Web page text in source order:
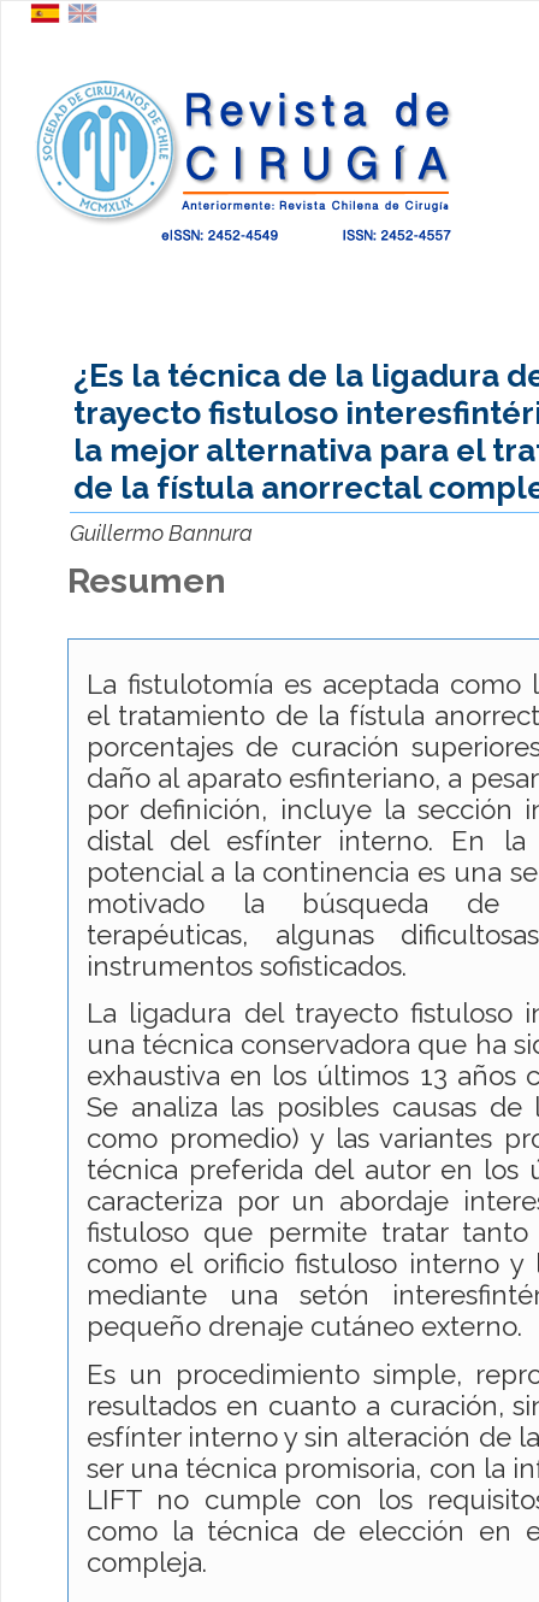
¿Es la técnica de la ligadura
trayecto fistuloso
la mejor alternativa para el
de la fístula anorrectal
Guillermo Bannura
Resumen
La fistulotomía es aceptada como
el tratamiento de la fístula
porcentajes de curación
daño al aparato esfinteriano, a
por definición, incluye la sección
distal del esfínter interno. En la
potencial a la continencia es una
motivado la búsqueda de
terapéuticas, algunas
instrumentos sofisticados.
La ligadura del trayecto fistuloso
una técnica conservadora que ha
exhaustiva en los últimos 13 años
Se analiza las posibles causas de
como promedio) y las variantes
técnica preferida del autor en los
caracteriza por un abordaje
fistuloso que permite tratar
como el orificio fistuloso interno y
mediante una setón
pequeño drenaje cutáneo externo.
Es un procedimiento simple,
resultados en cuanto a curación,
esfínter interno y sin alteración de
ser una técnica promisoria, con la
LIFT no cumple con los
como la técnica de elección en
compleja.